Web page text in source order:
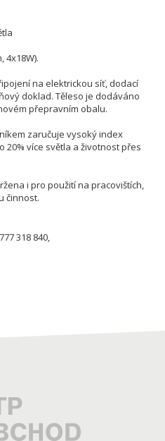
4x18W).
na elektrickou síť, dodací
doklad. Těleso je dodáváno
přepravním obalu.
zaručuje vysoký index
více světla a životnost přes
i pro použití na pracovištích,
činnost.
318 840,